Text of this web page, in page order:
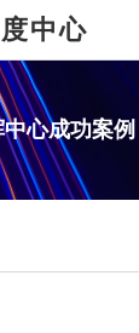
中心
心成功案例